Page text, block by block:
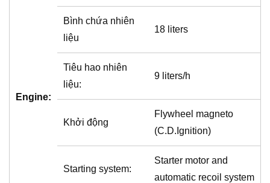
Engine:
Bình chứa nhiên
liệu
18 liters
Tiêu hao nhiên
liệu:
9 liters/h
Khởi động
Flywheel magneto
(C.D.Ignition)
Starting system:
Starter motor and
automatic recoil system